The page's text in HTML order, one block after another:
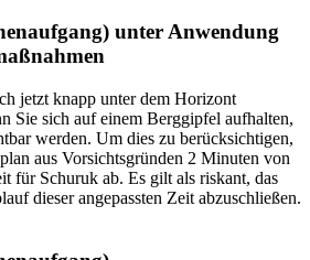
unter Anwendung
jetzt knapp unter dem Horizont
Sie sich auf einem Berggipfel aufhalten,
werden. Um dies zu berücksichtigen,
aus Vorsichtsgründen 2 Minuten von
für Schuruk ab. Es gilt als riskant, das
dieser angepassten Zeit abzuschließen.